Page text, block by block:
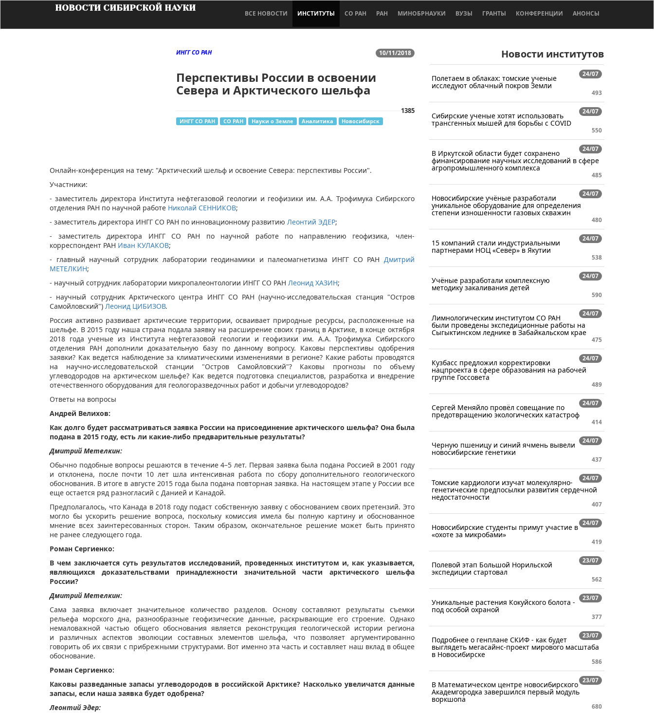
НОВОСТИ СИБИРСКОЙ НАУКИ
ВСЕ НОВОСТИ ИНСТИТУТЫ СО РАН РАН МИНОБРНАУКИ ВУЗЫ ГРАНТЫ КОНФЕРЕНЦИИ АНОНСЫ
10/11/2018
ИНГГ СО РАН
Перспективы России в освоении
Севера и Арктического шельфа
1385
ИНГГ СО РАН СО РАН Науки о Земле Аналитика Новосибирск
​​​​Онлайн-конференция на тему: "Арктический шельф и освоение Севера: перспективы России".
Участники:
- заместитель директора Института нефтегазовой геологии и геофизики им. А.А. Трофимука Сибирского
отделения РАН по научной работе Николай СЕННИКОВ;
- заместитель директора ИНГГ СО РАН по инновационному развитию Леонтий ЭДЕР;
- заместитель директора ИНГГ СО РАН по научной работе по направлению геофизика, член-
корреспондент РАН Иван КУЛАКОВ;
- главный научный сотрудник лаборатории геодинамики и палеомагнетизма ИНГГ СО РАН Дмитрий
МЕТЕЛКИН;
- научный сотрудник лаборатории микропалеонтологии ИНГГ СО РАН Леонид ХАЗИН;
- научный сотрудник Арктического центра ИНГГ СО РАН (научно-исследовательская станция "Остров
Самойловский") Леонид ЦИБИЗОВ​.
Россия активно развивает арктические территории, осваивает природные ресурсы, расположенные на
шельфе. В 2015 году наша страна подала заявку на расширение своих границ в Арктике, в конце октября
2018 года ученые из Института нефтегазовой геологии и геофизики им. А.А. Трофимука Сибирского
отделения РАН дополнили доказательную базу по данному вопросу. Каковы перспективы одобрения
заявки? Как ведется наблюдение за климатическими изменениями в регионе? Какие работы проводятся
на научно-исследовательской станции "Остров Самойловский"? Каковы прогнозы по объему
углеводородов на арктическом шельфе? Как ведется подготовка специалистов, разработка и внедрение
отечественного оборудования для геологоразведочных работ и добычи углеводородов?
Ответы на вопросы
Андрей Велихов:
Как долго будет рассматриваться заявка России на присоединение арктического шельфа? Она была
подана в 2015 году, есть ли какие-либо предварительные результаты?
Дмитрий Метелкин:
Обычно подобные вопросы решаются в течение 4–5 лет. Первая заявка была подана Россией в 2001 году
и отклонена, после почти 10 лет шла интенсивная работа по сбору дополнительного геологического
обоснования. В итоге в августе 2015 года была подана повторная заявка. На настоящем этапе у России все
еще остается ряд разногласий с Данией и Канадой.
Предполагалось, что Канада в 2018 году подаст собственную заявку с обоснованием своих претензий. Это
могло бы ускорить решение вопроса, поскольку комиссия имела бы полную картину и обоснованное
мнение всех заинтересованных сторон. Таким образом, окончательное решение может быть принято
не ранее следующего года.
Роман Сергиенко:
В чем заключается суть результатов исследований, проведенных институтом и, как указывается,
являющихся доказательствами принадлежности значительной части арктического шельфа
России?
Дмитрий Метелкин:
Сама заявка включает значительное количество разделов. Основу составляют результаты съемки
рельефа морского дна, разнообразные геофизические данные, раскрывающие его строение. Однако
немаловажной частью общего обоснования является реконструкция геологической истории региона
и различных аспектов эволюции составных элементов шельфа, что позволяет аргументированно
говорить об их связи с прибрежными структурами. Вот именно эта часть и составляет наш вклад в общее
обоснование.
Роман Сергиенко:
Каковы разведанные запасы углеводородов в российской Арктике? Насколько увеличатся данные
запасы, если наша заявка будет одобрена?
Леонтий Эдер:
Новости институтов
24/07
Полетаем в облаках: томские ученые
исследуют облачный покров Земли
493
24/07
Сибирские ученые хотят использовать
трансгенных мышей для борьбы с COVID
550
24/07
В Иркутской области будет сохранено
финансирование научных исследований в сфере
агропромышленного комплекса
485
24/07
Новосибирские учёные разработали
уникальное оборудование для определения
степени изношенности газовых скважин
480
24/07
15 компаний стали индустриальными
партнерами НОЦ «Север» в Якутии
538
24/07
Учёные разработали комплексную
методику закаливания детей
590
24/07
Лимнологическим институтом СО РАН
были проведены экспедиционные работы на
Сыгыктинском леднике в Забайкальском крае
475
24/07
Кузбасс предложил корректировки
нацпроекта в сфере образования на рабочей
группе Госсовета
489
24/07
Сергей Меняйло провёл совещание по
предотвращению экологических катастроф
414
24/07
Черную пшеницу и синий ячмень вывели
новосибирские генетики
437
24/07
Томские кардиологи изучат молекулярно-
генетические предпосылки развития сердечной
недостаточности
407
24/07
Новосибирские студенты примут участие в
«охоте за микробами»
419
23/07
Полевой этап Большой Норильской
экспедиции стартовал
562
23/07
Уникальные растения Кокуйского болота -
под особой охраной
377
23/07
Подробнее о генплане СКИФ - как будет
выглядеть мегасайнс-проект мирового масштаба
в Новосибирске
586
23/07
В Математическом центре новосибирского
Академгородка завершился первый модуль
воркшопа
680